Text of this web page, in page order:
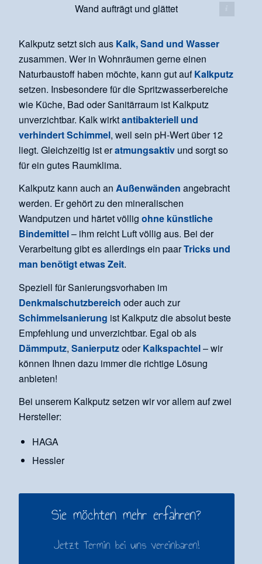
Kalkputz setzt sich aus Kalk, Sand und Wasser
zusammen. Wer in Wohnräumen gerne einen
Naturbaustoff haben möchte, kann gut aufKalkputz
setzen. Insbesondere für die Spritzwasserbereiche
wie Küche, Bad oder Sanitärraum ist Kalkputz
unverzichtbar. Kalk wirktantibakteriell und
verhindert Schimmel, weil sein pH-Wert über 12
liegt. Gleichzeitig ist eratmungsaktiv und sorgt so
für ein gutes Raumklima.
Kalkputz kann auch anAußenwänden angebracht
werden. Er gehört zu den mineralischen
Wandputzen und härtet völligohne künstliche
Bindemittel– ihm reicht Luft völlig aus. Bei der
Verarbeitung gibt es allerdings ein paarTricks und
man benötigt etwas Zeit.
Speziell für Sanierungsvorhaben im
Denkmalschutzbereich oder auch zur
Schimmelsanierung ist Kalkputz die absolut beste
Empfehlung und unverzichtbar. Egal ob als
Dämmputz,SanierputzoderKalkspachtel– wir
können Ihnen dazu immer die richtige Lösung
anbieten!
Bei unserem Kalkputz setzen wir vor allem auf zwei
Hersteller:
HAGA
Hessler
Sie möchten mehr erfahren?
Jetzt Termin bei uns vereinbaren!